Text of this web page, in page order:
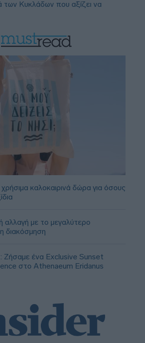
των Κυκλάδων που αξίζει να
καλοκαιρινά δώρα για όσους
αλλαγή με το μεγαλύτερο
διακόσμηση
Ζήσαμε ένα Exclusive Sunset
στο Athenaeum Eridanus